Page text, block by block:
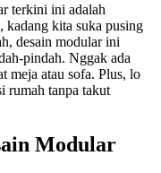
terkini ini adalah
kadang kita suka pusing
desain modular ini
pindah. Nggak ada
meja atau sofa. Plus, lo
rumah tanpa takut
Modular